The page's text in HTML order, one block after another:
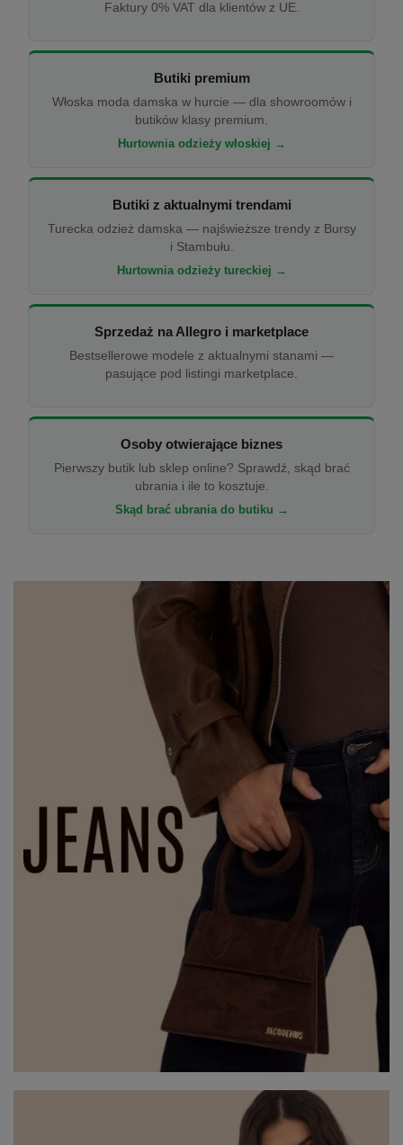
Faktury 0% VAT dla klientów z UE.
Butiki premium
Włoska moda damska w hurcie — dla showroomów i
butików klasy premium.
Hurtownia odzieży włoskiej →
Butiki z aktualnymi trendami
Turecka odzież damska — najświeższe trendy z Bursy
i Stambułu.
Hurtownia odzieży tureckiej →
Sprzedaż na Allegro i marketplace
Bestsellerowe modele z aktualnymi stanami —
pasujące pod listingi marketplace.
Osoby otwierające biznes
Pierwszy butik lub sklep online? Sprawdź, skąd brać
ubrania i ile to kosztuje.
Skąd brać ubrania do butiku →